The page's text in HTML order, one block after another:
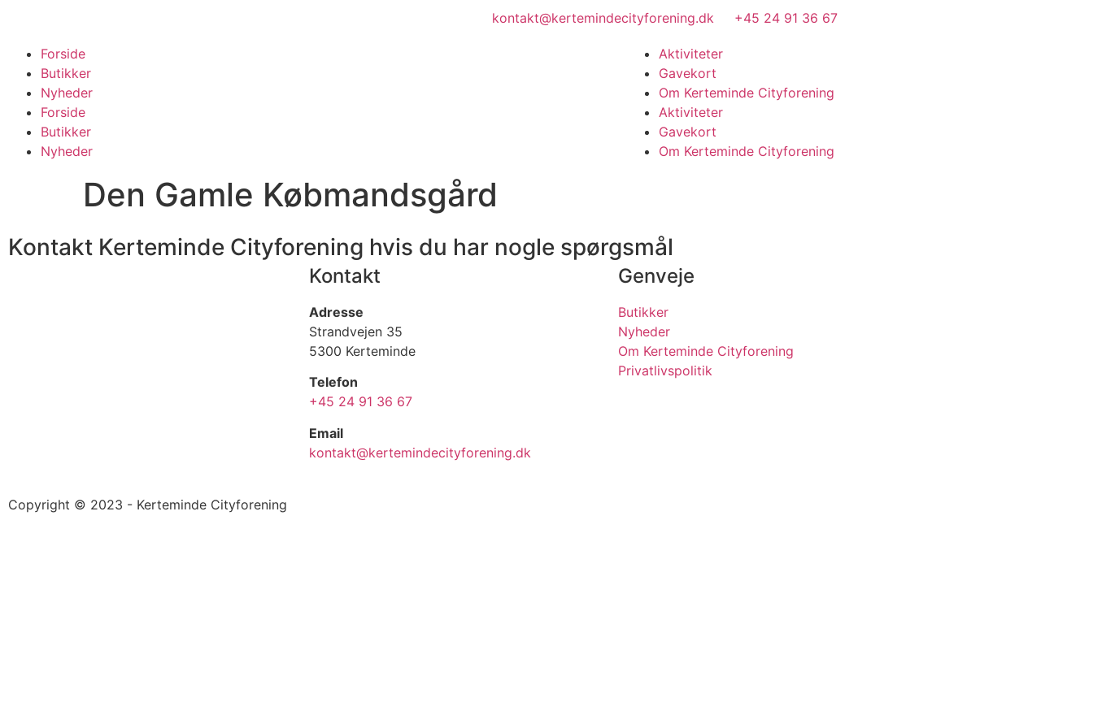
kontakt@kertemindecityforening.dk +45 24 91 36 67
Forside
Butikker
Nyheder
Forside
Butikker
Nyheder
Aktiviteter
Gavekort
Om Kerteminde Cityforening
Aktiviteter
Gavekort
Om Kerteminde Cityforening
Den Gamle Købmandsgård
Kontakt Kerteminde Cityforening hvis du har nogle spørgsmål
Kontakt
Adresse
Strandvejen 35
5300 Kerteminde
Telefon
+45 24 91 36 67
Email
kontakt@kertemindecityforening.dk
Genveje
Butikker
Nyheder
Om Kerteminde Cityforening
Privatlivspolitik
Copyright © 2023 - Kerteminde Cityforening